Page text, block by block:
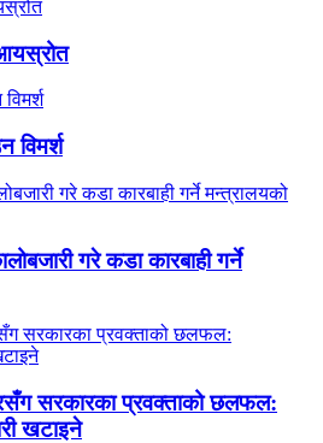
विमर्श
गरे कडा कारबाही गर्ने
सरकारका प्रवक्ताको छलफल:
खटाइने